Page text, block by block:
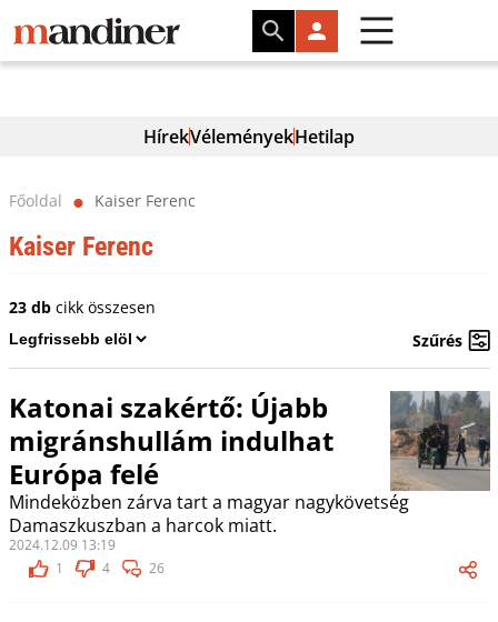
HírekVéleményekHetilap
Főoldal ⬤ Kaiser Ferenc
Kaiser Ferenc
23 dbcikk összesen
Szűrés
Katonai szakértő: Újabb
migránshullám indulhat
Európa felé
Mindeközben zárva tart a magyar nagykövetség
Damaszkuszban a harcok miatt.
2024.12.09 13:19
1
4 26